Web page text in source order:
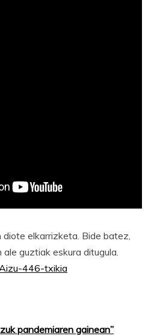
elkarrizketa. Bide batez,
guztiak eskura ditugula.
Aizu-446-txikia
pandemiaren gainean”